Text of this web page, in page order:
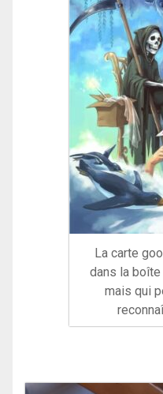
La carte
dans la boîte
mais qui